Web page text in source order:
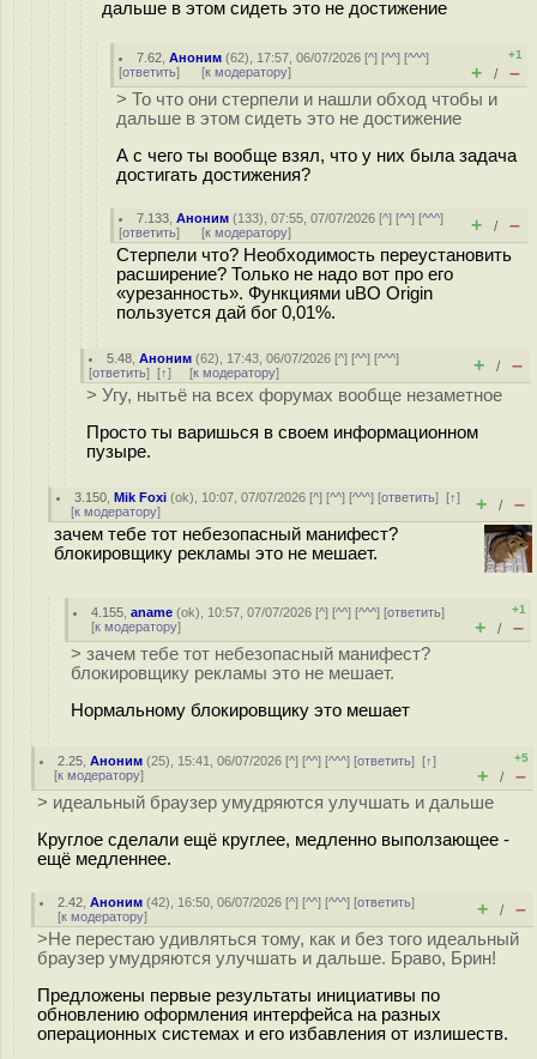
дальше в этом сидеть это не достижение
7.62 ,Аноним (62), 17:57, 06/07/2026 [^] [^^] [^^^]
[ответить] [к модератору]
+1
+ / –
> То что они стерпели и нашли обход чтобы и
дальше в этом сидеть это не достижение
А с чего ты вообще взял, что у них была задача
достигать достижения?
7.133 ,Аноним (133), 07:55, 07/07/2026 [^] [^^] [^^^]
[ответить] [к модератору] + / –
Стерпели что? Необходимость переустановить
расширение? Только не надо вот про его
«урезанность». Функциями uBO Origin
пользуется дай бог 0,01%.
5.48 ,Аноним (62), 17:43, 06/07/2026 [^] [^^] [^^^]
[ответить] [↑] [к модератору] + / –
> Угу, нытьё на всех форумах вообще незаметное
Просто ты варишься в своем информационном
пузыре.
3.150 ,Mik Foxi (ok), 10:07, 07/07/2026 [^] [^^] [^^^] [ответить][↑]
[к модератору] + / –
зачем тебе тот небезопасный манифест?
блокировщику рекламы это не мешает.
4.155 ,aname (ok), 10:57, 07/07/2026 [^] [^^] [^^^] [ответить]
[к модератору]
+1
+ / –
> зачем тебе тот небезопасный манифест?
блокировщику рекламы это не мешает.
Нормальному блокировщику это мешает
2.25 ,Аноним (25), 15:41, 06/07/2026 [^] [^^] [^^^] [ответить][↑]
[к модератору]
+5
+ / –
> идеальный браузер умудряются улучшать и дальше
Круглое сделали ещё круглее, медленно выползающее -
ещё медленнее.
2.42 ,Аноним (42), 16:50, 06/07/2026 [^] [^^] [^^^] [ответить]
[к модератору] + / –
>Не перестаю удивляться тому, как и без того идеальный
браузер умудряются улучшать и дальше. Браво, Брин!
Предложены первые результаты инициативы по
обновлению оформления интерфейса на разных
операционных системах и его избавления от излишеств.